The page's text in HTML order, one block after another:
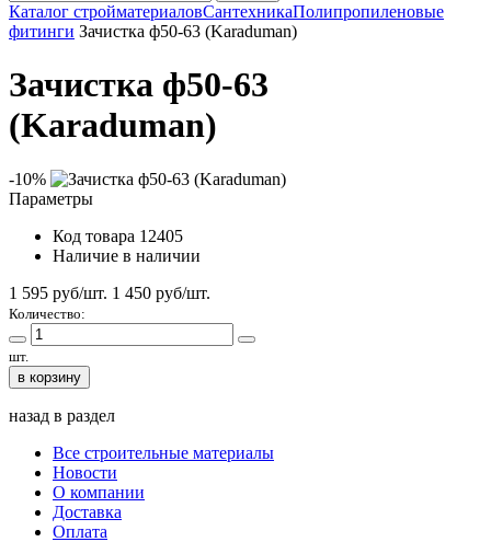
Каталог стройматериаловСантехникаПолипропиленовые
фитинги Зачистка ф50-63 (Karaduman)
Зачистка ф50-63
(Karaduman)
-10%
Параметры
Код товара 12405
Наличие в наличии
1 595 руб/шт. 1 450 руб/шт.
Количество:
шт.
в корзину
назад в раздел
Все строительные материалы
Новости
О компании
Доставка
Оплата